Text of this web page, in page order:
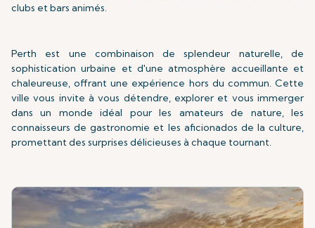
clubs et bars animés.
Perth est une combinaison de splendeur naturelle, de
sophistication urbaine et d'une atmosphère accueillante et
chaleureuse, offrant une expérience hors du commun. Cette
ville vous invite à vous détendre, explorer et vous immerger
dans un monde idéal pour les amateurs de nature, les
connaisseurs de gastronomie et les aficionados de la culture,
promettant des surprises délicieuses à chaque tournant.